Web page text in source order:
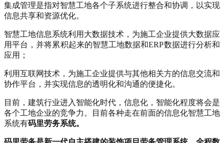
集成管理是指对智慧工地各个子系统进行整合和协调，以实现
信息共享和资源优化。
智慧工地信息系统利用大数据技术，为施工企业提供大数据应
用平台，并将累积起来的智慧工地数据和ERP数据进行分析和
应用；
利用互联网技术，为施工企业提供与其他相关方的信息交流和
协作平台，并实现信息的透明化和沟通的便捷化。
目前，建筑行业进入智能化时代，信息化，智能化程度将会是
各个工地企业的竞争力。目前各种走在前面的信息化智慧工地
系统有码里劳务系统。